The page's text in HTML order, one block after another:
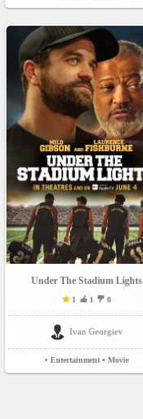
Under The Stadium Lights
1 1 0
Ivan Georgiev
• Entertainment • Movie